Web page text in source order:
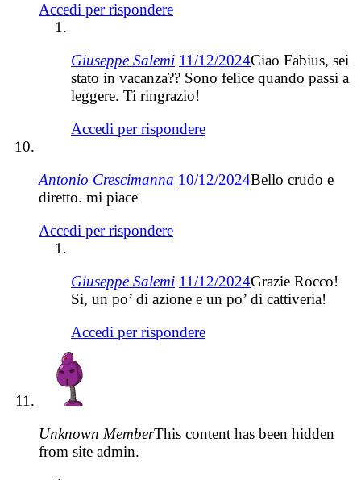
Accedi per rispondere
Giuseppe Salemi 11/12/2024Ciao Fabius, sei
stato in vacanza?? Sono felice quando passi a
leggere. Ti ringrazio!
Accedi per rispondere
Antonio Crescimanna 10/12/2024Bello crudo e
diretto. mi piace
Accedi per rispondere
Giuseppe Salemi 11/12/2024Grazie Rocco!
Si, un po’ di azione e un po’ di cattiveria!
Accedi per rispondere
Unknown MemberThis content has been hidden
from site admin.